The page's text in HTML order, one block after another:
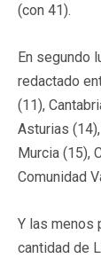
(con 41).
En segundo
redactado
(11),
Asturias
Murcia (15),
Comunidad
Y las menos
cantidad de